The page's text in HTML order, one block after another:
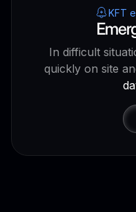
KFT
In difficult
quickly on site